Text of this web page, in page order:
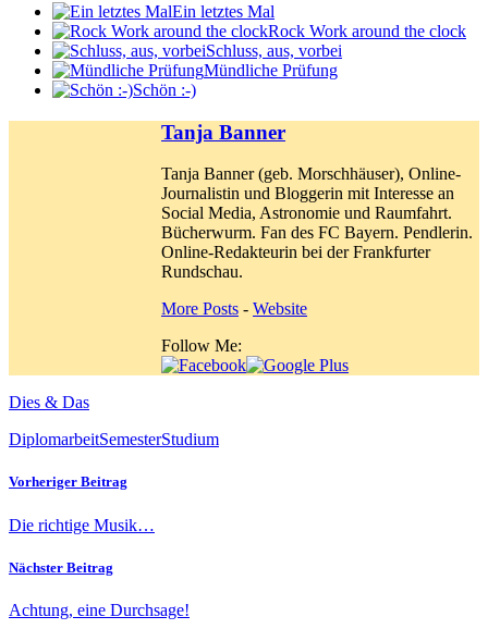
Ein letztes Mal
Rock Work around the clock
Schluss, aus, vorbei
Mündliche Prüfung
Schön :-)
Tanja Banner
Tanja Banner (geb. Morschhäuser), Online-
Journalistin und Bloggerin mit Interesse an
Social Media, Astronomie und Raumfahrt.
Bücherwurm. Fan des FC Bayern. Pendlerin.
Online-Redakteurin bei der Frankfurter
Rundschau.
More Posts - Website
Follow Me:
Dies & Das
DiplomarbeitSemesterStudium
Vorheriger Beitrag
Die richtige Musik…
Nächster Beitrag
Achtung, eine Durchsage!